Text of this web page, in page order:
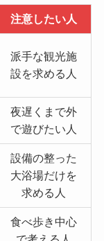
注意したい人
派手な観光施
設を求める人
夜遅くまで外
で遊びたい人
設備の整った
大浴場だけを
求める人
食べ歩き中心